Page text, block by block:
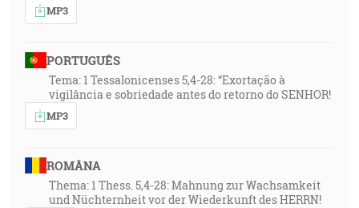
MP3
PORTUGUÊS
Tema: 1 Tessalonicenses 5,4-28: “Exortação à
vigilância e sobriedade antes do retorno do SENHOR!
MP3
ROMÂNA
Thema: 1 Thess. 5,4-28: Mahnung zur Wachsamkeit
und Nüchternheit vor der Wiederkunft des HERRN!